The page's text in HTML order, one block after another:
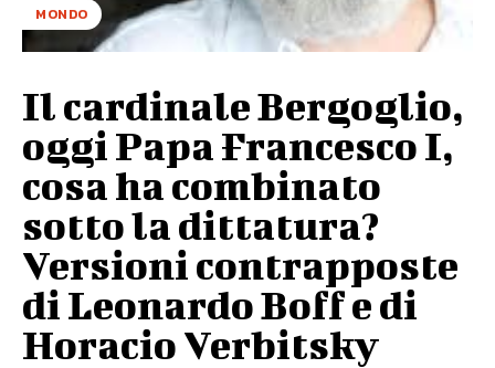
MONDO
Il cardinale Bergoglio,
oggi Papa Francesco I,
cosa ha combinato
sotto la dittatura?
Versioni contrapposte
di Leonardo Boff e di
Horacio Verbitsky